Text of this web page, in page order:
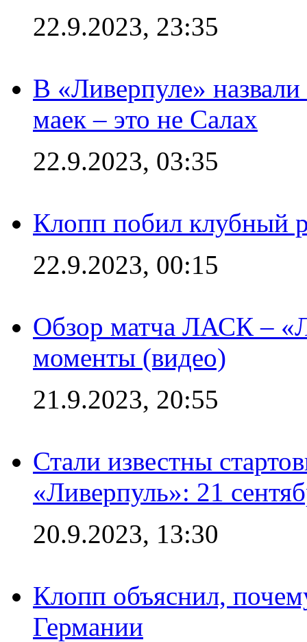
22.9.2023, 23:35
В «Ливерпуле»
маек – это не Салах
22.9.2023, 03:35
Клопп побил клубный
22.9.2023, 00:15
Обзор матча ЛАСК –
моменты (видео)
21.9.2023, 20:55
Стали известны
«Ливерпуль»: 21
20.9.2023, 13:30
Клопп объяснил,
Германии